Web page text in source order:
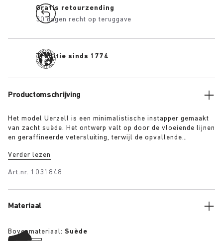
Gratis retourzending
30 dagen recht op teruggave
Traditie sinds 1774
Productomschrijving
Het model Uerzell is een minimalistische instapper gemaakt
van zacht suède. Het ontwerp valt op door de vloeiende lijnen
en geraffineerde vetersluiting, terwijl de opvallende
BIRKENSTOCK sandalen. Met dit sculpturale en toch decente
kastanjebruin, maak je een terughoudend en toch zelfbewust
Verder lezen
Art.nr. 1031848
Materiaal
Bovenmateriaal: Suède